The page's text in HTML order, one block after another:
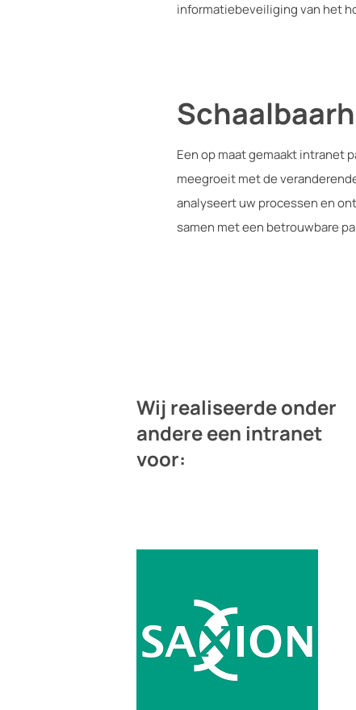
informatiebeveiliging van het
Een op maat gemaakt intranet
meegroeit met de
analyseert uw processen en
samen met een betrouwbare
Wij realiseerde onder
andere een intranet
voor: